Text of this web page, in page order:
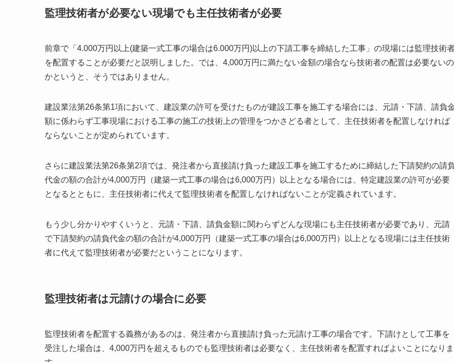
監理技術者が必要ない現場でも主任技術者が必要
前章で「4.000万円以上(建築一式工事の場合は6.000万円)以上の下請工事を締結した工事」の現場には監理技術
を配置することが必要だと説明しました。では、4,000万円に満たない金額の場合なら技術者の配置は必要ないの
かというと、そうではありません。
建設業法第26条第1項において、建設業の許可を受けたものが建設工事を施工する場合には、元請・下請、請負
額に係わらず工事現場における工事の施工の技術上の管理をつかさどる者として、主任技術者を配置しなければ
ならないことが定められています。
さらに建設業法第26条第2項では、発注者から直接請け負った建設工事を施工するために締結した下請契約の請
代金の額の合計が4,000万円（建築一式工事の場合は6,000万円）以上となる場合には、特定建設業の許可が必要
となるとともに、主任技術者に代えて監理技術者を配置しなければないことが定義されています。
もう少し分かりやすくいうと、元請・下請、請負金額に関わらずどんな現場にも主任技術者が必要であり、元請
で下請契約の請負代金の額の合計が4,000万円（建築一式工事の場合は6,000万円）以上となる現場には主任技術
者に代えて監理技術者が必要だということになります。
監理技術者は元請けの場合に必要
監理技術者を配置する義務があるのは、発注者から直接請け負った元請け工事の場合です。下請けとして工事を
受注した場合は、4,000万円を超えるものでも監理技術者は必要なく、主任技術者を配置すればよいことになりま